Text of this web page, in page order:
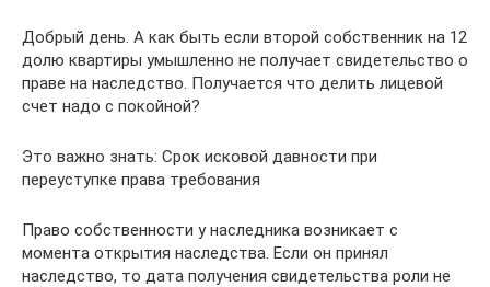
Добрый день. А как быть если второй собственник на 12
долю квартиры умышленно не получает свидетельство о
праве на наследство. Получается что делить лицевой
счет надо с покойной?
Это важно знать: Срок исковой давности при
переуступке права требования
Право собственности у наследника возникает с
момента открытия наследства. Если он принял
наследство, то дата получения свидетельства роли не